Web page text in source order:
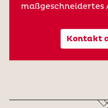
maßgeschneidertes
Kontakt